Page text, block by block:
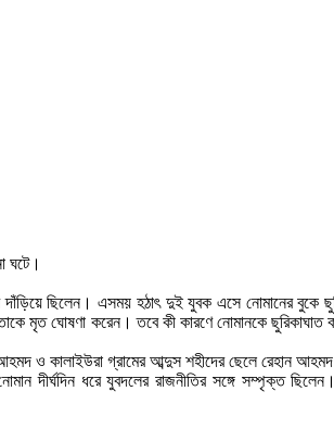
ঘটে।
দাঁড়িয়ে ছিলেন। এসময় হঠাৎ দুই যুবক এসে নোমানের বুকে
মৃত ঘোষণা করেন। তবে কী কারণে নোমানকে ছুরিকাঘাত
ও কালাইউরা গ্রামের আব্দুস শহীদের ছেলে রেহান
দীর্ঘদিন ধরে যুবদলের রাজনীতির সঙ্গে সম্পৃক্ত